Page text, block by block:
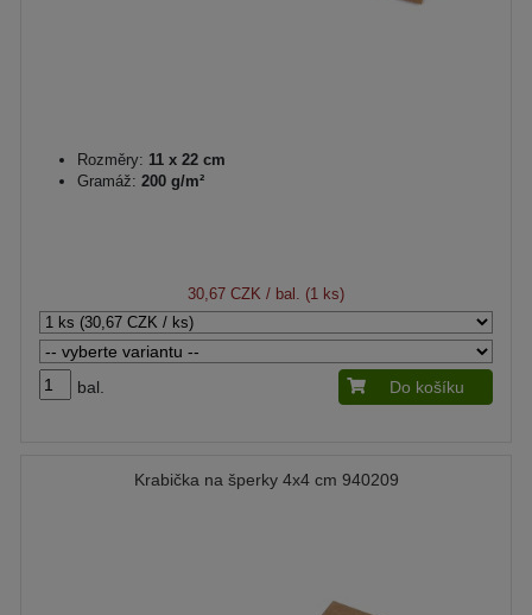
Rozměry: 11 x 22 cm
Gramáž: 200 g/m²
30,67 CZK / bal. (1 ks)
bal. Do košíku
Krabička na šperky 4x4 cm 940209